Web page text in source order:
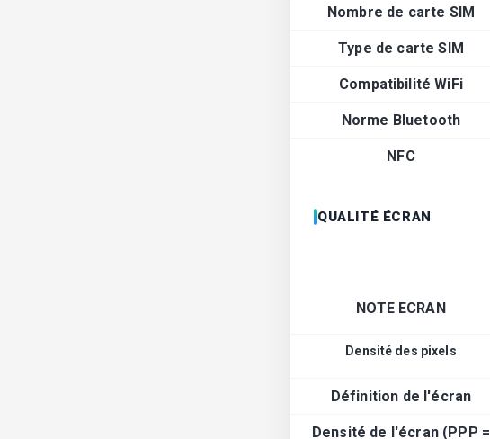
Nombre de carte SIM
Type de carte SIM
Compatibilité WiFi
Norme Bluetooth
NFC
QUALITÉ ÉCRAN
NOTE ECRAN
Densité des pixels
Définition de l'écran
Densité de l'écran (PPP =